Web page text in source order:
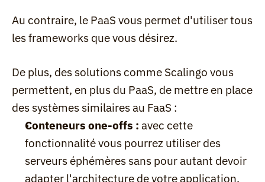
Au contraire, le PaaS vous permet d'utiliser tous
les frameworks que vous désirez.
De plus, des solutions comme Scalingo vous
permettent, en plus du PaaS, de mettre en place
des systèmes similaires au FaaS :
Conteneurs one-offs : avec cette
fonctionnalité vous pourrez utiliser des
serveurs éphémères sans pour autant devoir
adapter l'architecture de votre application.